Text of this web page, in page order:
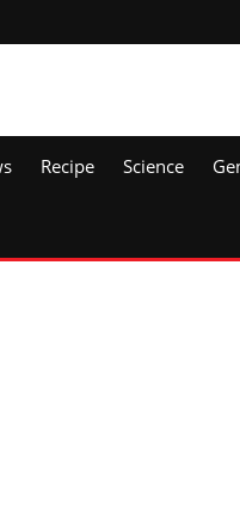
Recipe Science